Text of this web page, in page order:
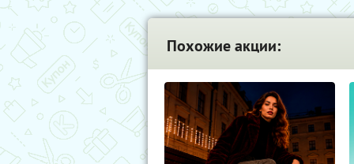
Похожие акции: